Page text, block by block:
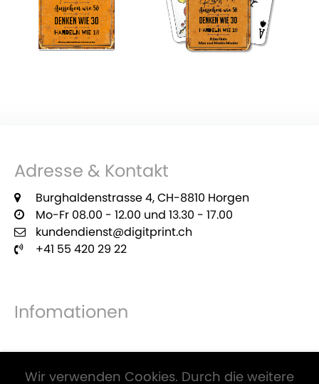
Adresse & Kontakt
Burghaldenstrasse 4, CH-8810 Horgen
Mo-Fr 08.00 - 12.00 und 13.30 - 17.00
kundendienst@digitprint.ch
+41 55 420 29 22
Infomationen
Wir verwenden Cookies. Durch die weitere